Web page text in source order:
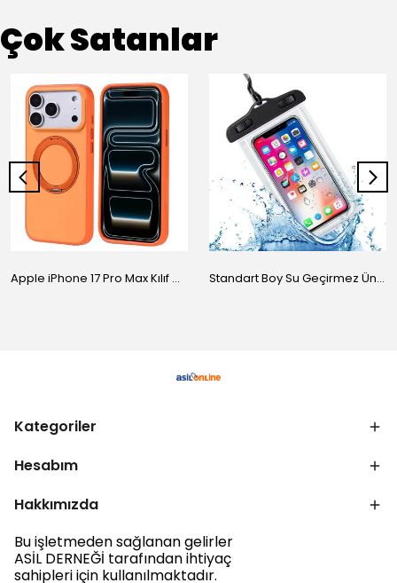
Çok Satanlar
Apple iPhone 17 Pro Max Kılıf M-Safe Şarj Özellikli Standlı Zore Proton Silikon Kapak Standart Boy Su Geçirmez Üniversal Kılıf
Kategoriler
Hesabım
Hakkımızda
Bu işletmeden sağlanan gelirler
ASİL DERNEĞİ tarafından ihtiyaç
sahipleri için kullanılmaktadır.